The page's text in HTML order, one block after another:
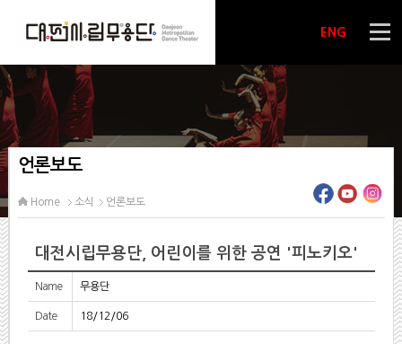
ENG
언론보도
Home 소식 언론보도
대전시립무용단, 어린이를 위한 공연 '피노키오'
Name 무용단
Date 18/12/06